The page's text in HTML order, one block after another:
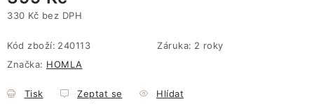
330 Kč bez DPH
Kód zboží: 240113 Záruka: 2 roky
Značka: HOMLA
Tisk Zeptat se Hlídat